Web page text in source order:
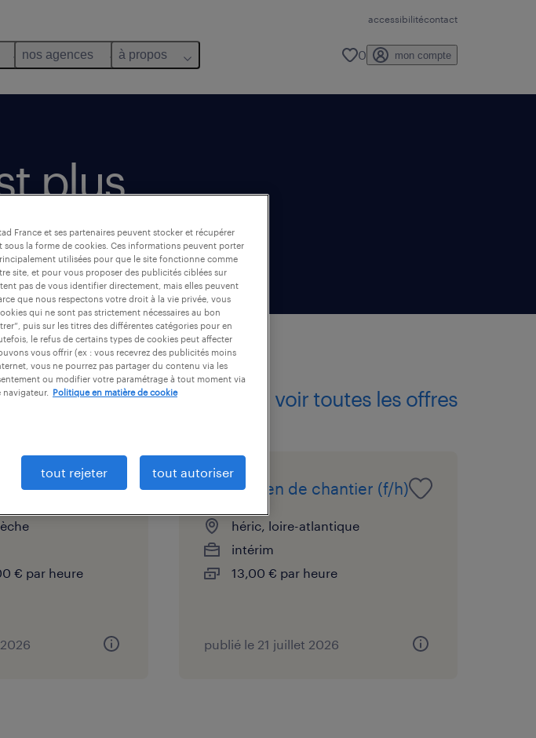
accessibilitécontact
nos agences à propos 0 mon compte
plus
voir toutes les offres
chantier (f/h)
€ par heure
electricien de chantier (f/h)
héric, loire-atlantique
intérim
13,00 € par heure
publié le 21 juillet 2026
France et ses partenaires peuvent stocker et récupérer
la forme de cookies. Ces informations peuvent porter
utilisées pour que le site fonctionne comme
site, et pour vous proposer des publicités ciblées sur
pas de vous identifier directement, mais elles peuvent
que nous respectons votre droit à la vie privée, vous
qui ne sont pas strictement nécessaires au bon
puis sur les titres des différentes catégories pour en
le refus de certains types de cookies peut affecter
vous offrir (ex : vous recevrez des publicités moins
vous ne pourrez pas partager du contenu via les
ou modifier votre paramétrage à tout moment via
Politique en matière de cookie
tout rejeter tout autoriser